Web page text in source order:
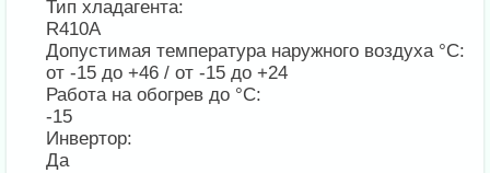
Тип хладагента:
R410A
Допустимая температура наружного воздуха °С:
от -15 до +46 / от -15 до +24
Работа на обогрев до °С:
-15
Инвертор:
Да